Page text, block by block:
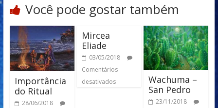
Você pode gostar também
Importância
do Ritual
28/06/2018
Mircea
Eliade
03/05/2018
Comentários
desativados
Wachuma –
San Pedro
23/11/2018